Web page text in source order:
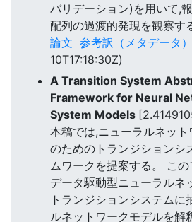
バリデーション)を用いて,
配列の過渡的発現を観察す
論文 参考訳（メタデータ）
10T17:18:30Z)
A Transition System
Framework for Neural
System Models
本稿では,ニューラルネッ
のためのトランジションシ
ムワークを提案する。 この
データ駆動型ニューラルネ
トランジションシステムに
ルネットワークモデルを解